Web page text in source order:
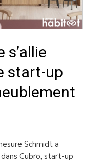
s’allie
start-up
Schmidt a
Cubro, start-up